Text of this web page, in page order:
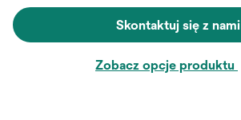
Skontaktuj się z nami
Zobacz opcje produktu